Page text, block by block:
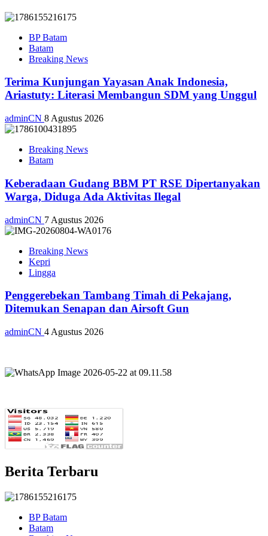
BP Batam
Batam
Breaking News
Terima Kunjungan Yayasan Anak Indonesia,
Ariastuty: Literasi Membangun SDM yang Unggul
adminCN 8 Agustus 2026
Breaking News
Batam
Keberadaan Gudang BBM PT RSE Dipertanyakan
Warga, Diduga Ada Aktivitas Ilegal
adminCN 7 Agustus 2026
Breaking News
Kepri
Lingga
Penggerebekan Tambang Timah di Pekajang,
Ditemukan Senapan dan Airsoft Gun
adminCN 4 Agustus 2026
Berita Terbaru
BP Batam
Batam